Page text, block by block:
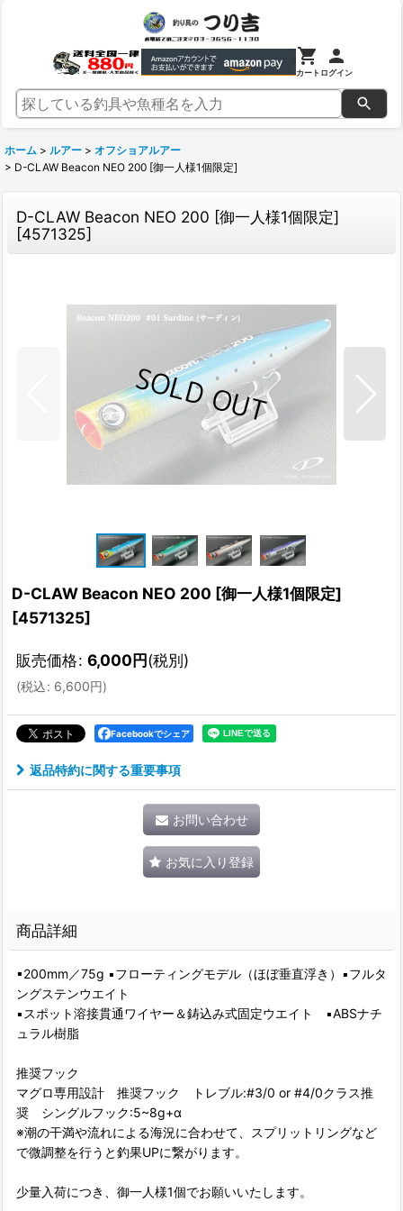
カートログイン
ホーム > ルアー > オフショアルアー
> D-CLAW Beacon NEO 200 [御一人様1個限定]
D-CLAW Beacon NEO 200 [御一人様1個限定]
[4571325]
D-CLAW Beacon NEO 200 [御一人様1個限定]
[4571325]
販売価格: 6,000円(税別)
(税込: 6,600円)
Facebookでシェア
返品特約に関する重要事項
お問い合わせ
お気に入り登録
商品詳細
▪︎200mm／75g ▪フローティングモデル（ほぼ垂直浮き）▪︎フルタ
ングステンウエイト
▪︎スポット溶接貫通ワイヤー＆鋳込み式固定ウエイト ▪︎ABSナチ
ュラル樹脂
推奨フック
マグロ専用設計 推奨フック トレブル:#3/0 or #4/0クラス推
奨 シングルフック:5~8g+α
※潮の干満や流れによる海況に合わせて、スプリットリングなど
で微調整を行うと釣果UPに繋がります。
少量入荷につき、御一人様1個でお願いいたします。